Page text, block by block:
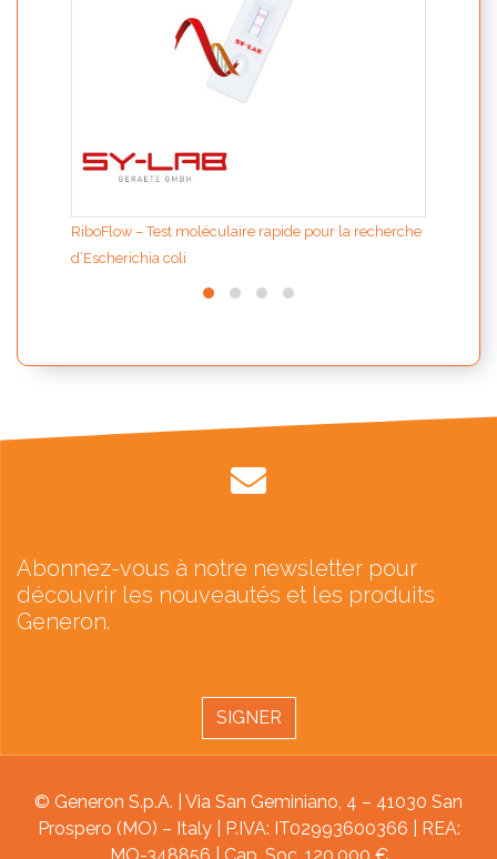
RiboFlow – Test moléculaire rapide pour la recherche
d’Escherichia coli
Abonnez-vous à notre newsletter pour
découvrir les nouveautés et les produits
Generon.
SIGNER
© Generon S.p.A. | Via San Geminiano, 4 – 41030 San
Prospero (MO) – Italy | P.IVA: IT02993600366 | REA: